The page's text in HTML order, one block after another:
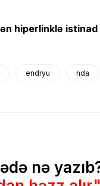
hiperlinklə istinad
endryu nda
nə